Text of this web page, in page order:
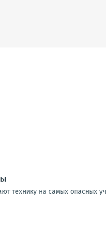
технику на самых опасных